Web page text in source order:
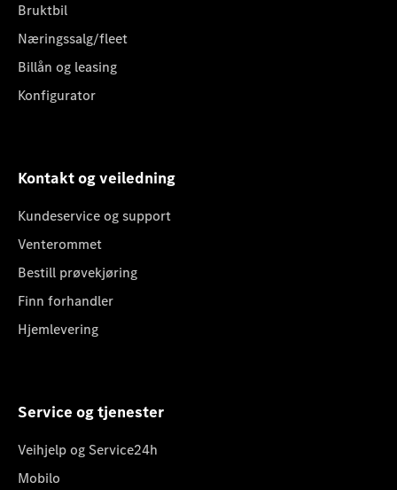
Bruktbil
Næringssalg/fleet
Billån og leasing
Konfigurator
Kontakt og veiledning
Kundeservice og support
Venterommet
Bestill prøvekjøring
Finn forhandler
Hjemlevering
Service og tjenester
Veihjelp og Service24h
Mobilo